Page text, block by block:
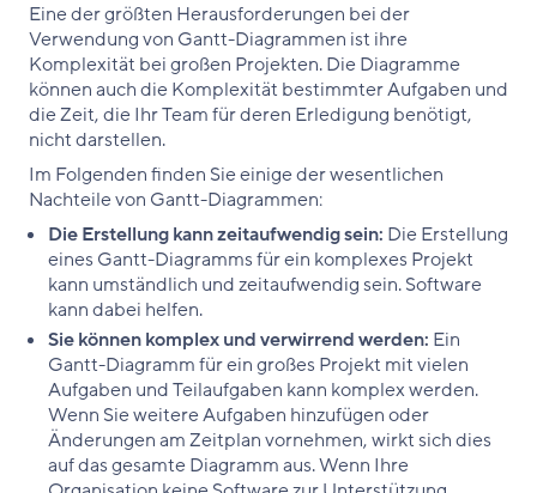
Eine der größten Herausforderungen bei der
Verwendung von Gantt-Diagrammen ist ihre
Komplexität bei großen Projekten. Die Diagramme
können auch die Komplexität bestimmter Aufgaben und
die Zeit, die Ihr Team für deren Erledigung benötigt,
nicht darstellen.
Im Folgenden finden Sie einige der wesentlichen
Nachteile von Gantt-Diagrammen:
Die Erstellung kann zeitaufwendig sein: Die Erstellung
eines Gantt-Diagramms für ein komplexes Projekt
kann umständlich und zeitaufwendig sein. Software
kann dabei helfen.
Sie können komplex und verwirrend werden: Ein
Gantt-Diagramm für ein großes Projekt mit vielen
Aufgaben und Teilaufgaben kann komplex werden.
Wenn Sie weitere Aufgaben hinzufügen oder
Änderungen am Zeitplan vornehmen, wirkt sich dies
auf das gesamte Diagramm aus. Wenn Ihre